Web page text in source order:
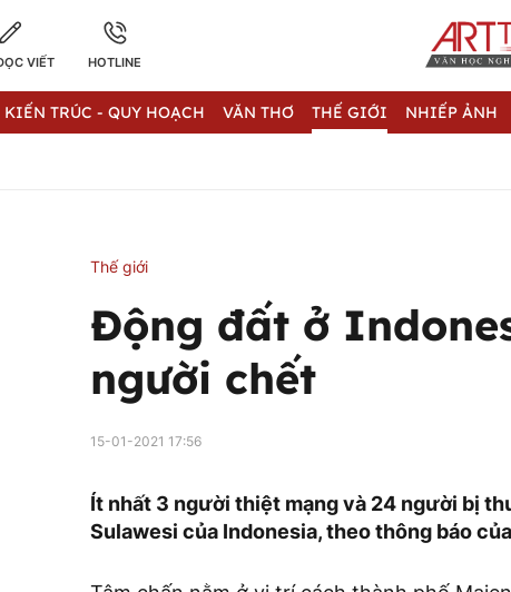
VIẾT HOTLINE
KIẾN TRÚC - QUY HOẠCH VĂN THƠ THẾ GIỚI NHIẾP ẢNH
Thế giới
Động đất ở
người chết
15-01-2021 17:56
Ít nhất 3 người thiệt mạng và 24 người bị
Sulawesi của Indonesia, theo thông báo